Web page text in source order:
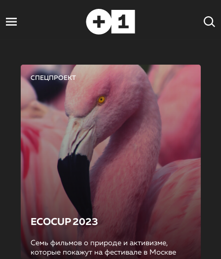
СПЕЦПРОЕКТ
ECOCUP 2023
Семь фильмов о природе и активизме,
которые покажут на фестивале в Москве